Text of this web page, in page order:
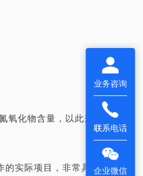
业务咨询
联系电话
企业微信
化物含量，以此来
的实际项目，非常具有